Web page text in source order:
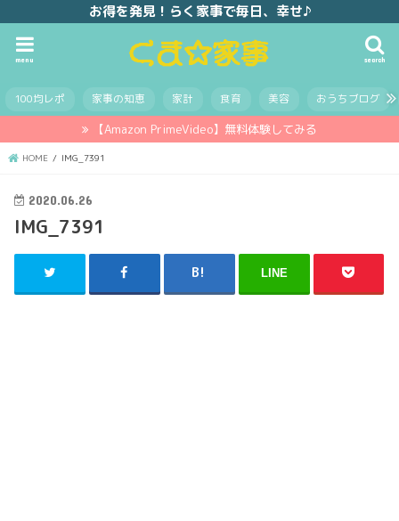
お得を発見！らく家事で毎日、幸せ♪
search
menu
100均レポ 家事の知恵 家計 食育 美容 おうちブログ
【Amazon PrimeVideo】無料体験してみる
HOME IMG_7391
2020.06.26
IMG_7391
LINE